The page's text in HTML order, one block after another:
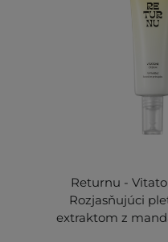
Returnu -
Rozjasňujúci
extraktom z